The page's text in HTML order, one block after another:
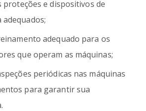
proteções e dispositivos de
adequado para os
que operam as máquinas;
periódicas nas máquinas
para garantir sua